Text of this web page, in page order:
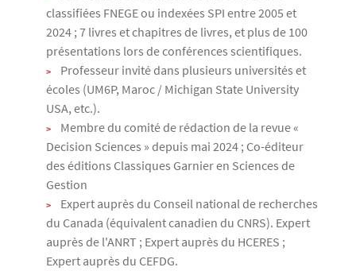
classifiées FNEGE ou indexées SPI entre 2005 et
2024 ; 7 livres et chapitres de livres, et plus de 100
présentations lors de conférences scientifiques.
Professeur invité dans plusieurs universités et
écoles (UM6P, Maroc / Michigan State University
USA, etc.).
Membre du comité de rédaction de la revue «
Decision Sciences » depuis mai 2024 ; Co-éditeur
des éditions Classiques Garnier en Sciences de
Gestion
Expert auprès du Conseil national de recherches
du Canada (équivalent canadien du CNRS). Expert
auprès de l'ANRT ; Expert auprès du HCERES ;
Expert auprès du CEFDG.